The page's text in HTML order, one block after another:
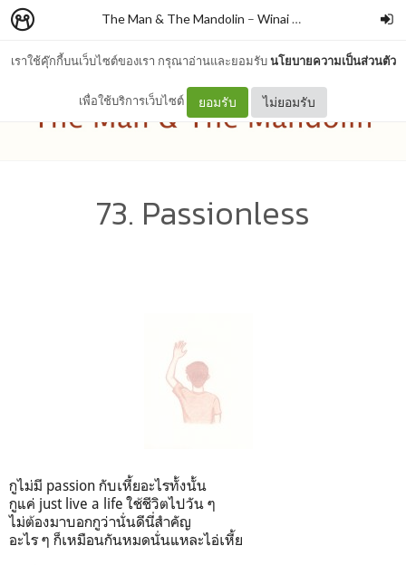
เราใช้คุ๊กกี้บนเว็บไซต์ของเรา กรุณาอ่านและยอมรับนโยบายความเป็นส่วนตัว
เพื่อใช้บริการเว็บไซต์ ยอมรับ ไม่ยอมรับ
The Man & The Mandolin – Winai Chaichana
73. Passionless
กูไม่มี passion กับเหี้ยอะไรทั้งนั้น
กูแค่ just live a life ใช้ชีวิตไปวัน ๆ
ไม่ต้องมาบอกกูว่านั่นดีนี่สำคัญ
อะไร ๆ ก็เหมือนกันหมดนั่นแหละไอ่เหี้ย